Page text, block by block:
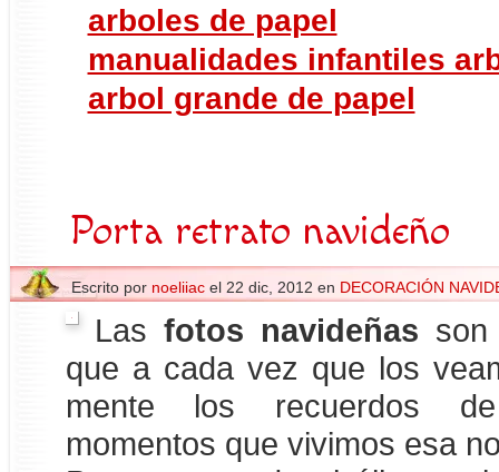
arboles de papel
manualidades infantiles
arbol grande de papel
Porta retrato navideño
Escrito por noeliiacel 22 dic, 2012 en DECORACIÓN
Las fotos navideñas
que a cada vez que los
mente los recuerdos
momentos que vivimos esa